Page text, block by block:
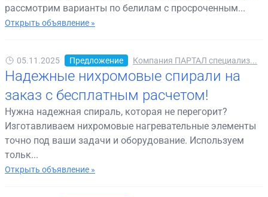
рассмотрим варианты по белилам с просроченным...
Открыть объявление »
05.11.2025 Предложение Компания ПАРТАЛ специализ...
Надежные нихромовые спирали на
заказ с бесплатным расчетом!
Нужна надежная спираль, которая не перегорит?
Изготавливаем нихромовые нагревательные элементы
точно под ваши задачи и оборудование. Используем
тольк...
Открыть объявление »